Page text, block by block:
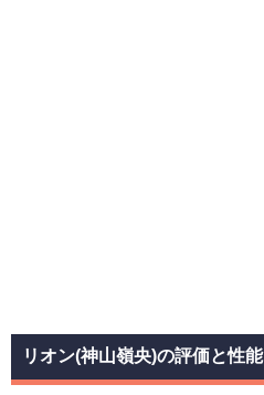
リオン(神山嶺央)の評価と性能